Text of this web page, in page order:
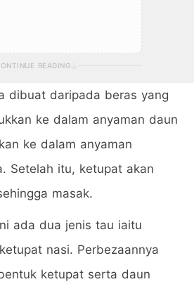
READING
dibuat daripada beras yang
ke dalam anyaman daun
ke dalam anyaman
Setelah itu, ketupat akan
masak.
ada dua jenis tau iaitu
nasi. Perbezaannya
ketupat serta daun